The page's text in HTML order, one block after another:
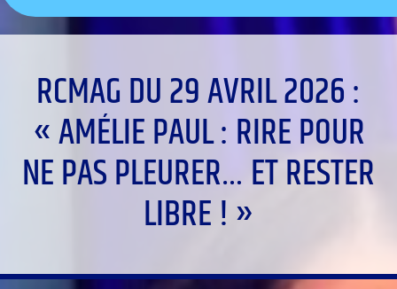
RCMAG DU 29 AVRIL 2026 :
« AMÉLIE PAUL : RIRE POUR
NE PAS PLEURER… ET RESTER
LIBRE ! »